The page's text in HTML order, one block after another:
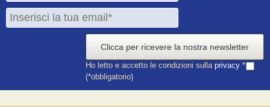
Clicca per ricevere la nostra newsletter
Ho letto e accetto le condizioni sulla privacy *
(*obbligatorio)